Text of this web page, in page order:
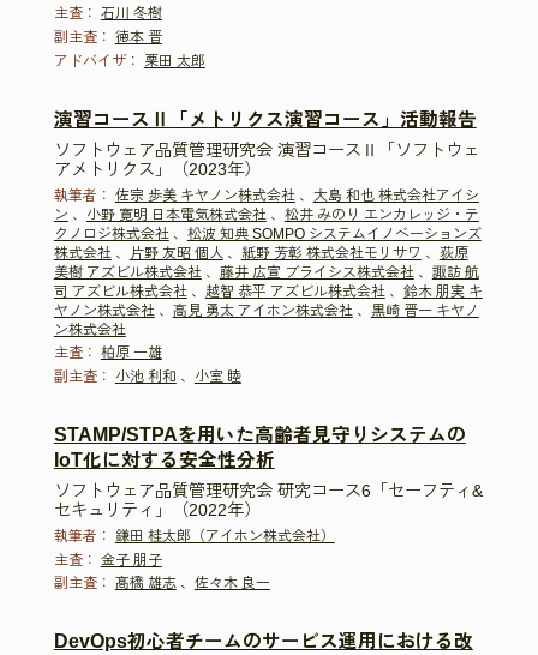
主査： 石川 冬樹
副主査： 徳本 晋
アドバイザ：
栗田 太郎
演習コースⅡ「メトリクス演習コース」活動報告
ソフトウェア品質管理研究会 演習コースⅡ「ソフトウェ
アメトリクス」（2023年）
執筆者： 佐宗 歩美 キヤノン株式会社 、 大島 和也 株式会社アイシ
ン 、 小野 寛明 日本電気株式会社 、 松井 みのり エンカレッジ・テ
クノロジ株式会社 、 松波 知典 SOMPO システムイノベーションズ
株式会社 、 片野 友昭 個人 、 紙野 芳彰 株式会社モリサワ 、 荻原
美樹 アズビル株式会社 、 藤井 広宣 ブライシス株式会社 、 諏訪 航
司 アズビル株式会社 、 越智 恭平 アズビル株式会社 、 鈴木 朋実 キ
ヤノン株式会社 、 高見 勇太 アイホン株式会社 、 黒崎 晋一 キヤノ
ン株式会社
主査： 柏原 一雄
副主査：
小池 利和 、 小室 睦
STAMP/STPAを用いた高齢者見守りシステムの
IoT化に対する安全性分析
ソフトウェア品質管理研究会 研究コース6「セーフティ&
セキュリティ」（2022年）
執筆者： 鎌田 桂太郎（アイホン株式会社）
主査： 金子 朋子
副主査： 髙橋 雄志、 佐々木 良一
DevOps初心者チームのサービス運用における改